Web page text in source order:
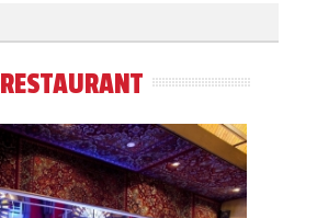
RESTAURANT